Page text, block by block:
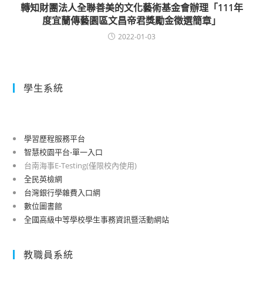
轉知財團法人全聯善美的文化藝術基金會辦理「111年
度宜蘭傳藝園區文昌帝君獎勵金徵選簡章」
2022-01-03
學生系統
學習歷程服務平台
智慧校園平台-單一入口
台南海事E-Testing(僅限校內使用)
全民英檢網
台灣銀行學雜費入口網
數位圖書館
全國高級中等學校學生事務資訊暨活動網站
教職員系統